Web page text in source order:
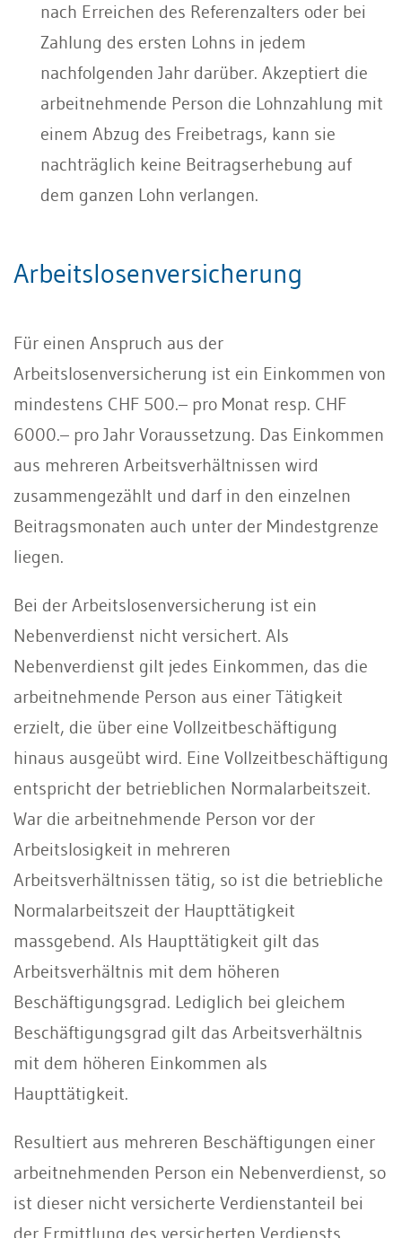
nach Erreichen des Referenzalters oder bei
Zahlung des ersten Lohns in jedem
nachfolgenden Jahr darüber. Akzeptiert die
arbeitnehmende Person die Lohnzahlung mit
einem Abzug des Freibetrags, kann sie
nachträglich keine Beitragserhebung auf
dem ganzen Lohn verlangen.
Arbeitslosenversicherung
Für einen Anspruch aus der
Arbeitslosenversicherung ist ein Einkommen von
mindestens CHF 500.– pro Monat resp. CHF
6000.– pro Jahr Voraussetzung. Das Einkommen
aus mehreren Arbeitsverhältnissen wird
zusammengezählt und darf in den einzelnen
Beitragsmonaten auch unter der Mindestgrenze
liegen.
Bei der Arbeitslosenversicherung ist ein
Nebenverdienst nicht versichert. Als
Nebenverdienst gilt jedes Einkommen, das die
arbeitnehmende Person aus einer Tätigkeit
erzielt, die über eine Vollzeitbeschäftigung
hinaus ausgeübt wird. Eine Vollzeitbeschäftigung
entspricht der betrieblichen Normalarbeitszeit.
War die arbeitnehmende Person vor der
Arbeitslosigkeit in mehreren
Arbeitsverhältnissen tätig, so ist die betriebliche
Normalarbeitszeit der Haupttätigkeit
massgebend. Als Haupttätigkeit gilt das
Arbeitsverhältnis mit dem höheren
Beschäftigungsgrad. Lediglich bei gleichem
Beschäftigungsgrad gilt das Arbeitsverhältnis
mit dem höheren Einkommen als
Haupttätigkeit.
Resultiert aus mehreren Beschäftigungen einer
arbeitnehmenden Person ein Nebenverdienst, so
ist dieser nicht versicherte Verdienstanteil bei
der Ermittlung des versicherten Verdiensts